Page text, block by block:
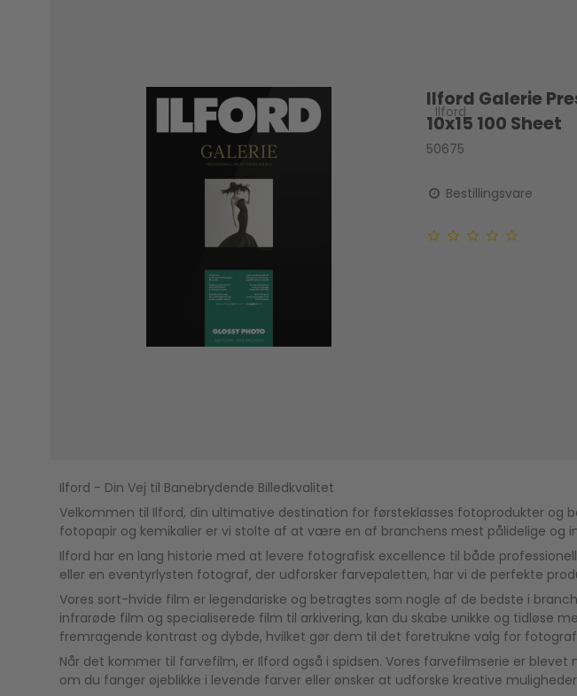
Ilford Galerie
10x15 100 Sheet
Ilford
50675
Bestillingsvare
Ilford - Din Vej til Banebrydende Billedkvalitet
Velkommen til Ilford, din ultimative destination for førsteklasses fotoprodukter og
fotopapir og kemikalier er vi stolte af at være en af ​​branchens mest pålidelige og
Ilford har en lang historie med at levere fotografisk excellence til både
eller en eventyrlysten fotograf, der udforsker farvepaletten, har vi de perfekte
Vores sort-hvide film er legendariske og betragtes som nogle af de bedste i
infrarøde film og specialiserede film til arkivering, kan du skabe unikke og
fremragende kontrast og dybde, hvilket gør dem til det foretrukne valg for
Når det kommer til farvefilm, er Ilford også i spidsen. Vores farvefilmserie er
om du fanger øjeblikke i levende farver eller ønsker at udforske kreative